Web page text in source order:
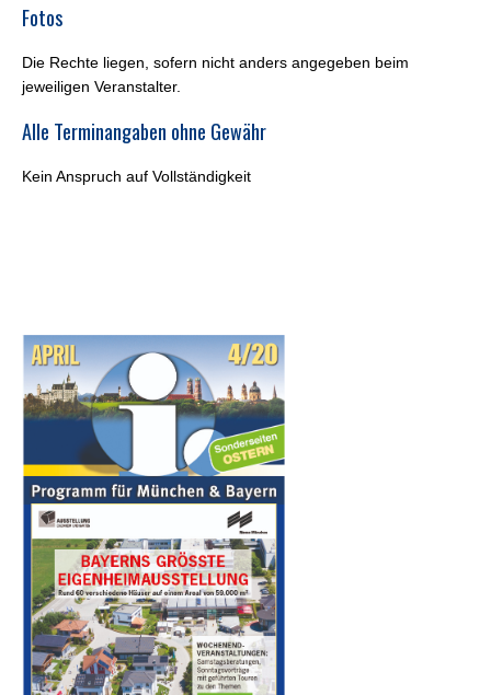
Fotos
Die Rechte liegen, sofern nicht anders angegeben beim
jeweiligen Veranstalter.
Alle Terminangaben ohne Gewähr
Kein Anspruch auf Vollständigkeit